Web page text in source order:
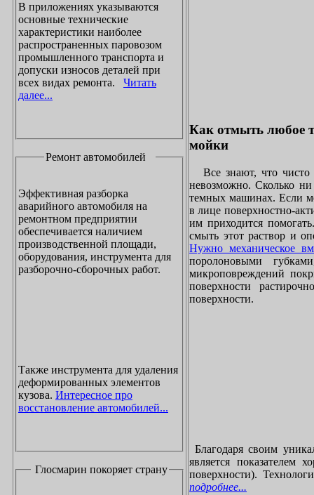
В приложениях указываются
основные технические
характеристики наиболее
распространенных паровозом
промышленного транспорта и
допуски износов деталей при
всех видах ремонта. Читать
далее...
Ремонт автомобилей
Эффективная разборка
аварийного автомобиля на
ремонтном предприятии
обеспечивается наличием
производственной площади,
оборудования, инструмента для
разборочно-сборочных работ.
Также инструмента для удаления
деформированных элементов
кузова. Интересное про
восстановление автомобилей...
Глосмарин покоряет страну
Как отмыть любое
мойки
Все знают, что чисто
невозможно. Сколько
темных машинах. Если
в лице поверхностно-
им приходится
смыть этот раствор и
Нужно механическое
поролоновыми
микроповреждений
поверхности
поверхности.
Благодаря своим
является показателем
поверхности).
подробнее...